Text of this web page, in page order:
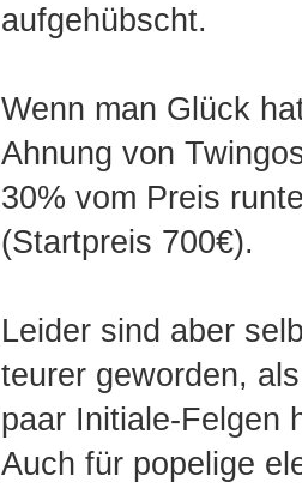
aufgehübscht.
Wenn man Glück
Ahnung von
30% vom Preis
(Startpreis 700€).
Leider sind aber
teurer geworden,
paar Initiale-Felgen
Auch für popelige